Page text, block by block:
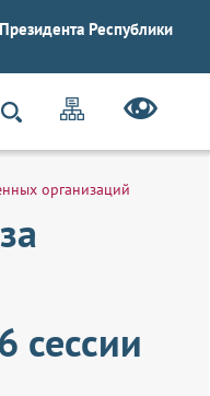
Республики
организаций
сессии